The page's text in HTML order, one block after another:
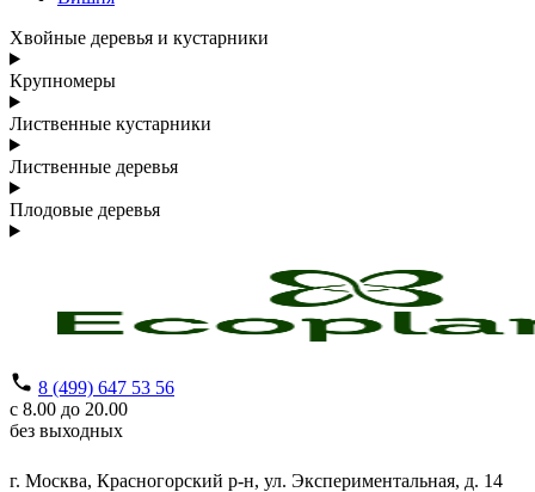
Хвойные деревья и кустарники
Крупномеры
Лиственные кустарники
Лиственные деревья
Плодовые деревья
8 (499) 647 53 56
с 8.00 до 20.00
без выходных
г. Москва, Красногорский р-н, ул. Экспериментальная, д. 14